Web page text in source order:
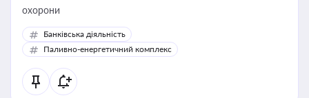
охорони
Банківська діяльність
Паливно-енергетичний комплекс